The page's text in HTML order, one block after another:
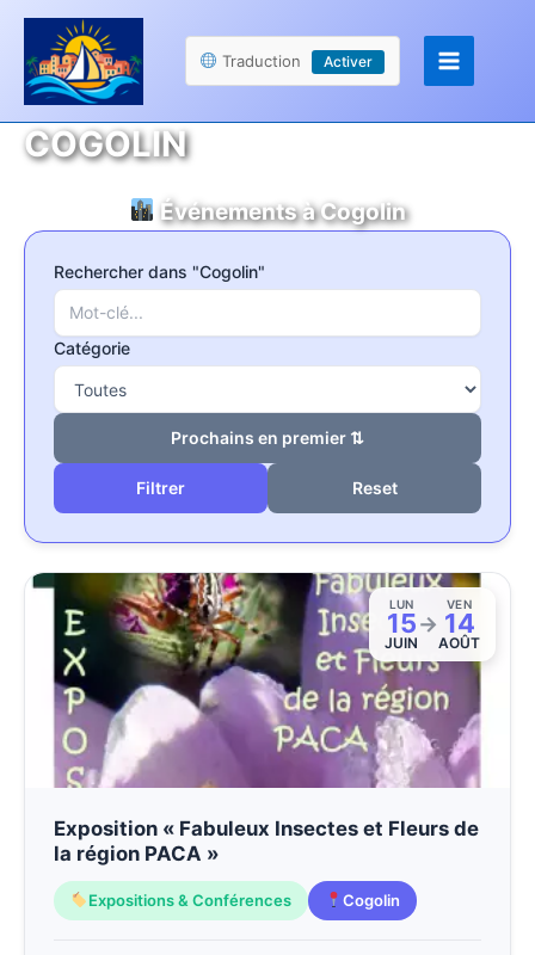
Panneau de gestion des cookies
Aller
contenu
Traduction Activer
COGOLIN
Événements à Cogolin
Rechercher dans "Cogolin"
Catégorie
Prochains en premier ⇅
Reset
LUN
15
JUIN
→
VEN
14
AOÛT
Exposition « Fabuleux Insectes et Fleurs de
la région PACA »
Expositions & Conférences Cogolin